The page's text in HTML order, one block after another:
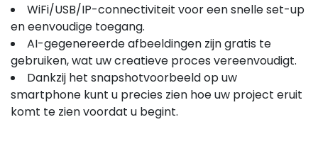
WiFi/USB/IP-connectiviteit voor een snelle set-up
en eenvoudige toegang.
AI-gegenereerde afbeeldingen zijn gratis te
gebruiken, wat uw creatieve proces vereenvoudigt.
Dankzij het snapshotvoorbeeld op uw
smartphone kunt u precies zien hoe uw project eruit
komt te zien voordat u begint.